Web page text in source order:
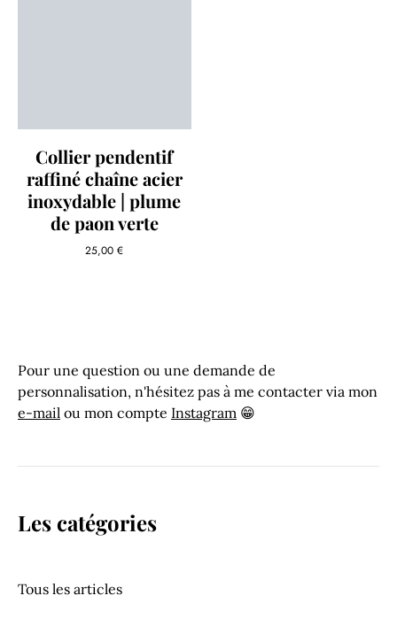
Collier pendentif
raffiné chaîne acier
inoxydable | plume
de paon verte
25,00€
Pour une question ou une demande de
personnalisation, n'hésitez pas à me contacter via mon
e-mail ou mon compte Instagram 😁
Les catégories
Tous les articles